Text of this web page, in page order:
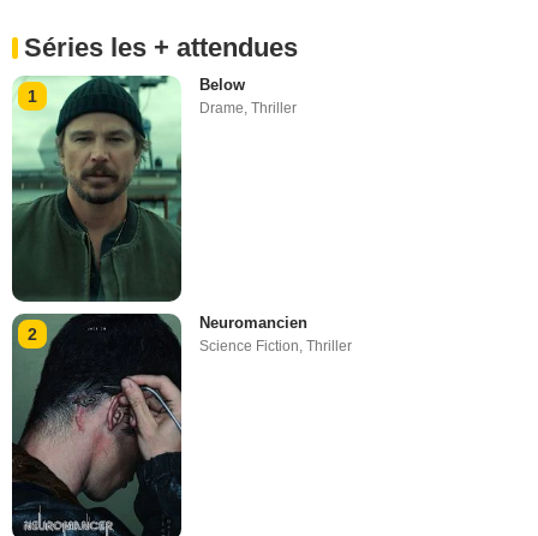
Séries les + attendues
1
Below
Drame,Thriller
2
Neuromancien
Science Fiction,Thriller